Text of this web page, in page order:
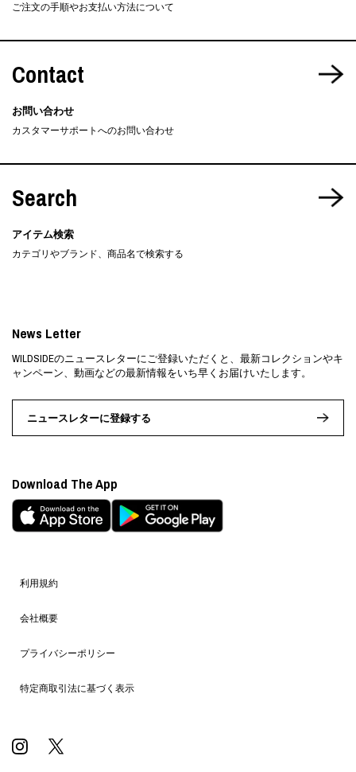
ご注文の手順やお支払い方法について
Contact
お問い合わせ
カスタマーサポートへのお問い合わせ
Search
アイテム検索
カテゴリやブランド、商品名で検索する
利用規約
会社概要
プライバシーポリシー
特定商取引法に基づく表示
News Letter
WILDSIDEのニュースレターにご登録いただくと、最新コレクションやキ
ャンペーン、動画などの最新情報をいち早くお届けいたします。
ニュースレターに登録する
Download The App